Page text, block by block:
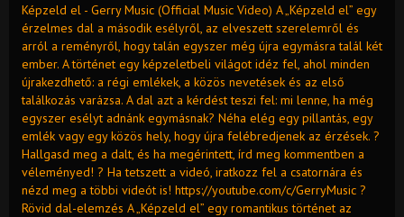
Képzeld el - Gerry Music (Official Music Video) A „Képzeld el” egy
érzelmes dal a második esélyről, az elveszett szerelemről és
arról a reményről, hogy talán egyszer még újra egymásra talál két
ember. A történet egy képzeletbeli világot idéz fel, ahol minden
újrakezdhető: a régi emlékek, a közös nevetések és az első
találkozás varázsa. A dal azt a kérdést teszi fel: mi lenne, ha még
egyszer esélyt adnánk egymásnak? Néha elég egy pillantás, egy
emlék vagy egy közös hely, hogy újra felébredjenek az érzések. ?
Hallgasd meg a dalt, és ha megérintett, írd meg kommentben a
véleményed! ? Ha tetszett a videó, iratkozz fel a csatornára és
nézd meg a többi videót is! https://youtube.com/c/GerryMusic ?
Rövid dal-elemzés A „Képzeld el” egy romantikus történet az